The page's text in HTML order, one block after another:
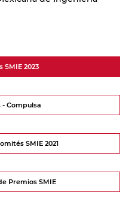
SMIE 2023
- Compulsa
SMIE 2021
Premios SMIE